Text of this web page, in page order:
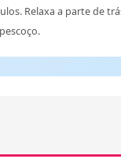
Relaxa a parte de